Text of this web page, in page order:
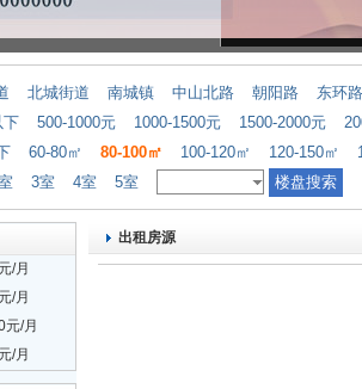
北城街道 南城镇 中山北路 朝阳路
东环路
下 500-1000元 1000-1500元 1500-2000元
60-80㎡ 80-100㎡ 100-120㎡ 120-150㎡
3室 4室 5室
/月
/月
元/月
/月
出租房源